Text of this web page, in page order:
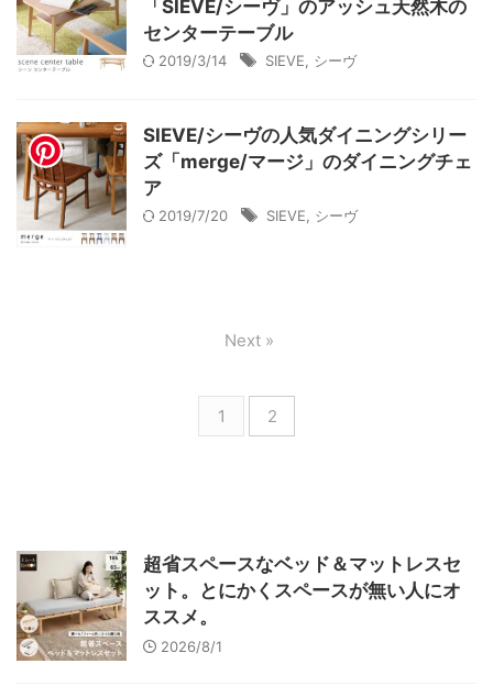
「SIEVE/シーヴ」のアッシュ天然木の
センターテーブル
2019/3/14 SIEVE シーヴ
SIEVE/シーヴの人気ダイニングシリー
ズ「merge/マージ」のダイニングチェ
ア
2019/7/20 SIEVE シーヴ
1 2
Next »
超省スペースなベッド＆マットレスセ
ット。とにかくスペースが無い人にオ
ススメ。
2026/8/1